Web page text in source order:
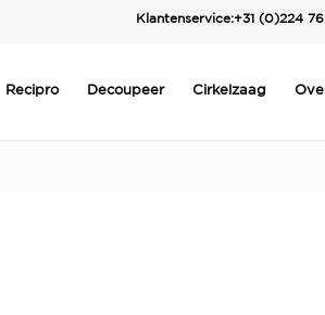
Klantenservice:+31 (0)224
Recipro Decoupeer Cirkelzaag